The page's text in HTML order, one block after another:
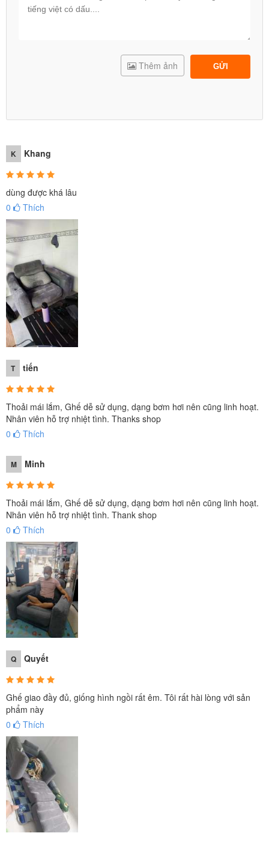
GỬI
Thêm ảnh
K Khang
dùng được khá lâu
0
Thích
T tiến
Thoải mái lắm, Ghế dễ sử dụng, dạng bơm hơi nên cũng linh hoạt.
Nhân viên hỗ trợ nhiệt tình. Thanks shop
0
Thích
M Minh
Thoải mái lắm, Ghế dễ sử dụng, dạng bơm hơi nên cũng linh hoạt.
Nhân viên hỗ trợ nhiệt tình. Thank shop
0
Thích
Q Quyết
Ghế giao đầy đủ, giống hình ngồi rất êm. Tôi rất hài lòng với sản
phẩm này
0
Thích